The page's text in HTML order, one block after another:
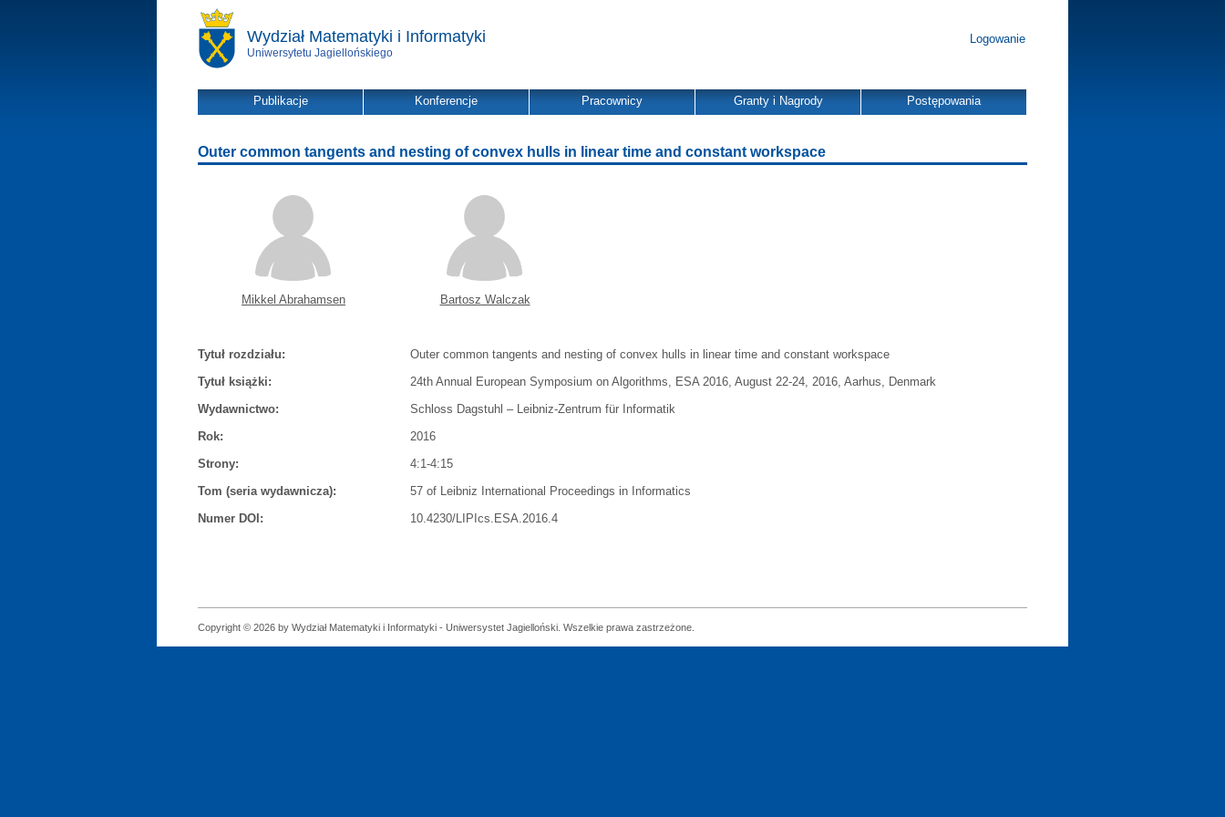
Wydział Matematyki i Informatyki
Uniwersytetu Jagiellońskiego
Logowanie
Publikacje Konferencje Pracownicy Granty i Nagrody Postępowania
Outer common tangents and nesting of convex hulls in linear time and constant workspace
Mikkel Abrahamsen Bartosz Walczak
Tytuł rozdziału:
Outer common tangents and nesting of convex hulls in linear time and constant workspace
Tytuł książki:
24th Annual European Symposium on Algorithms, ESA 2016, August 22-24, 2016, Aarhus, Denmark
Wydawnictwo:
Schloss Dagstuhl – Leibniz-Zentrum für Informatik
Rok:
2016
Strony:
4:1-4:15
Tom (seria wydawnicza):
57 of Leibniz International Proceedings in Informatics
Numer DOI:
10.4230/LIPIcs.ESA.2016.4
Copyright © 2026 by Wydział Matematyki i Informatyki - Uniwersystet Jagielloński. Wszelkie prawa zastrzeżone.